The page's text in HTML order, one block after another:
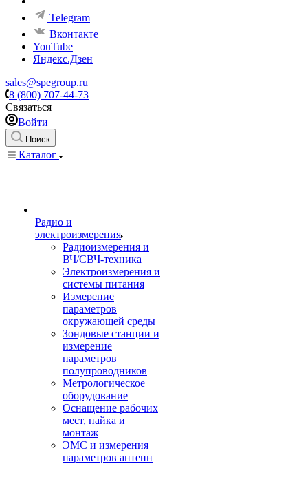
Telegram
Вконтакте
YouTube
Яндекс.Дзен
sales@spegroup.ru
8 (800) 707-44-73
Связаться
Войти
Поиск
Каталог
Радио и
электроизмерения
Радиоизмерения и
ВЧ/СВЧ-техника
Электроизмерения и
системы питания
Измерение
параметров
окружающей среды
Зондовые станции и
измерение
параметров
полупроводников
Метрологическое
оборудование
Оснащение рабочих
мест, пайка и
монтаж
ЭМС и измерения
параметров антенн